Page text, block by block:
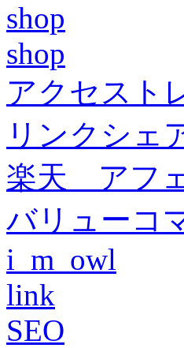
shop
shop
アクセス
リンクシェ
楽天 アフ
バリューコ
i_m_owl
link
SEO